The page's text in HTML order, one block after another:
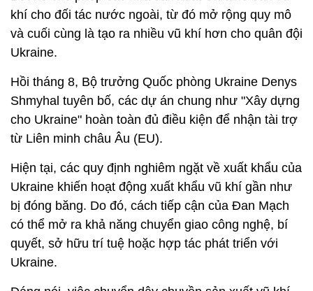
khí cho đối tác nước ngoài, từ đó mở rộng quy mô
và cuối cùng là tạo ra nhiều vũ khí hơn cho quân đội
Ukraine.
Hồi tháng 8, Bộ trưởng Quốc phòng Ukraine Denys
Shmyhal tuyên bố, các dự án chung như "Xây dựng
cho Ukraine" hoàn toàn đủ điều kiện để nhận tài trợ
từ Liên minh châu Âu (EU).
Hiện tại, các quy định nghiêm ngặt về xuất khẩu của
Ukraine khiến hoạt động xuất khẩu vũ khí gần như
bị đóng băng. Do đó, cách tiếp cận của Đan Mạch
có thể mở ra khả năng chuyển giao công nghệ, bí
quyết, sở hữu trí tuệ hoặc hợp tác phát triển với
Ukraine.